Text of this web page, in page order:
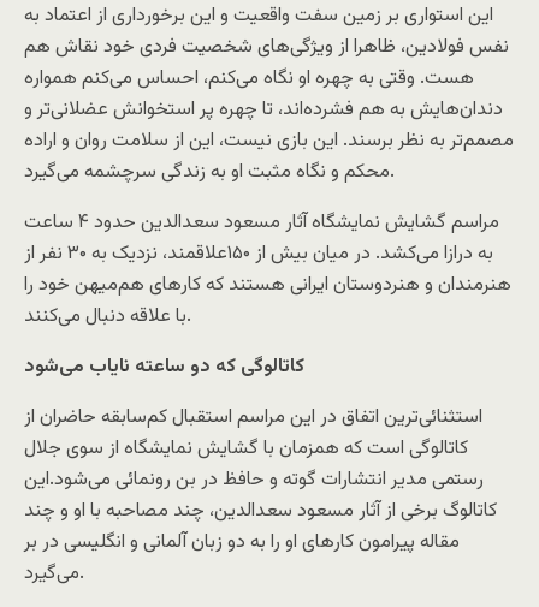
اين استواری بر زمين سفت واقعيت و اين برخورداری از اعتماد به
نفس فولادين، ظاهرا از ويژگی‌های شخصيت فردی خود نقاش هم
هست. وقتی به چهره او نگاه می‌کنم، احساس می‌کنم همواره
دندان‌هايش به هم فشرده‌اند، تا چهره پر استخوانش عضلانی‌تر و
مصمم‌تر به نظر برسند. اين بازی نيست، اين از سلامت روان و اراده
محکم و نگاه مثبت او به زندگی سرچشمه می‌گيرد.
مراسم گشايش نمايشگاه آثار مسعود سعدالدين حدود ۴ ساعت
به درازا می‌کشد. در ميان بيش از ۱۵۰علاقمند، نزديک به ۳۰ نفر از
هنرمندان و هنردوستان ايرانی هستند که کارهای هم‌ميهن خود را
با علاقه دنبال می‌کنند.
کاتالوگی که دو ساعته ناياب می‌شود
استثنائی‌ترين اتفاق در اين مراسم استقبال کم‌سابقه حاضران از
کاتالوگی است که همزمان با گشايش نمايشگاه از سوی جلال
رستمی مدير انتشارات گوته و حافظ در بن رونمائی می‌شود.اين
کاتالوگ برخی از آثار مسعود سعدالدين، چند مصاحبه با او و چند
مقاله پيرامون کارهای او را به دو زبان آلمانی و انگليسی در بر
می‌گيرد.